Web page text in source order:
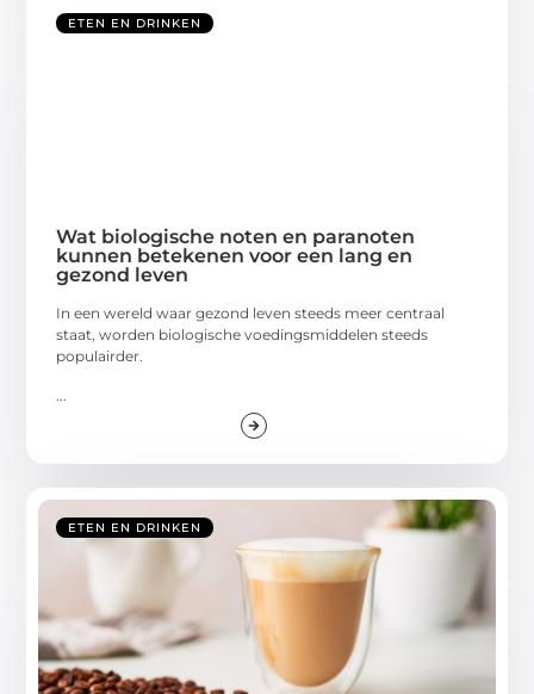
ETEN EN DRINKEN
Wat biologische noten en paranoten
kunnen betekenen voor een lang en
gezond leven
In een wereld waar gezond leven steeds meer centraal
staat, worden biologische voedingsmiddelen steeds
populairder.
ETEN EN DRINKEN